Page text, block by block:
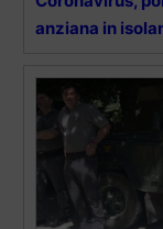
anziana in